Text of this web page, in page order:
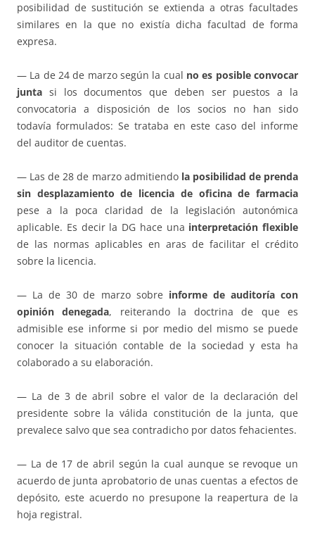
posibilidad de sustitución se extienda a otras facultades
similares en la que no existía dicha facultad de forma
expresa.
— La de 24 de marzo según la cual no es posible convocar
junta si los documentos que deben ser puestos a la
convocatoria a disposición de los socios no han sido
todavía formulados: Se trataba en este caso del informe
del auditor de cuentas.
— Las de 28 de marzo admitiendo la posibilidad de prenda
sin desplazamiento de licencia de oficina de farmacia
pese a la poca claridad de la legislación autonómica
aplicable. Es decir la DG hace una interpretación flexible
de las normas aplicables en aras de facilitar el crédito
sobre la licencia.
— La de 30 de marzo sobre informe de auditoría con
opinión denegada, reiterando la doctrina de que es
admisible ese informe si por medio del mismo se puede
conocer la situación contable de la sociedad y esta ha
colaborado a su elaboración.
— La de 3 de abril sobre el valor de la declaración del
presidente sobre la válida constitución de la junta, que
prevalece salvo que sea contradicho por datos fehacientes.
— La de 17 de abril según la cual aunque se revoque un
acuerdo de junta aprobatorio de unas cuentas a efectos de
depósito, este acuerdo no presupone la reapertura de la
hoja registral.